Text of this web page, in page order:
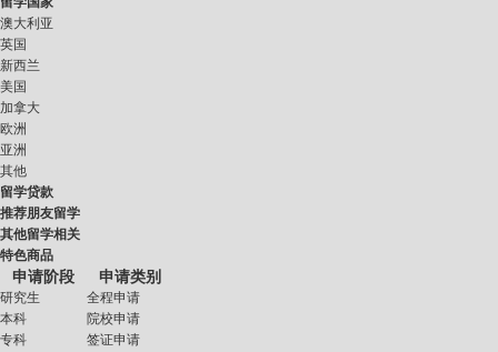
澳大利亚
英国
新西兰
美国
加拿大
欧洲
亚洲
其他
留学贷款
推荐朋友留学
其他留学相关
特色商品
申请阶段 申请类别
研究生
全程申请
本科
院校申请
专科
签证申请